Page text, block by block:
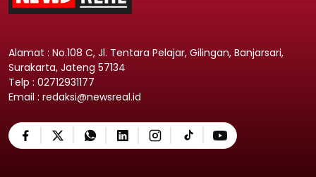
Alamat : No.108 C, Jl. Tentara Pelajar, Gilingan, Banjarsari,
Surakarta, Jateng 57134
Telp : 02712931177
Email : redaksi@newsreal.id